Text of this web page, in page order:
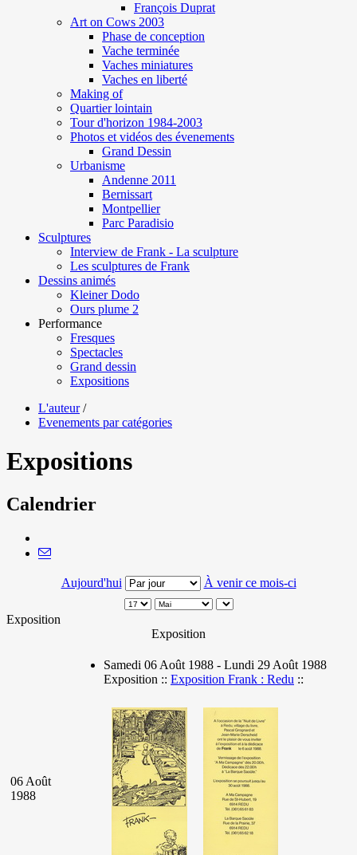
François Duprat
Art on Cows 2003
Phase de conception
Vache terminée
Vaches miniatures
Vaches en liberté
Making of
Quartier lointain
Tour d'horizon 1984-2003
Photos et vidéos des évenements
Grand Dessin
Urbanisme
Andenne 2011
Bernissart
Montpellier
Parc Paradisio
Sculptures
Interview de Frank - La sculpture
Les sculptures de Frank
Dessins animés
Kleiner Dodo
Ours plume 2
Performance
Fresques
Spectacles
Grand dessin
Expositions
L'auteur /
Evenements par catégories
Expositions
Calendrier
Aujourd'hui À venir ce mois-ci
Exposition
Exposition
06 Août
1988
Samedi 06 Août 1988 - Lundi 29 Août 1988
Exposition :: Exposition Frank : Redu ::